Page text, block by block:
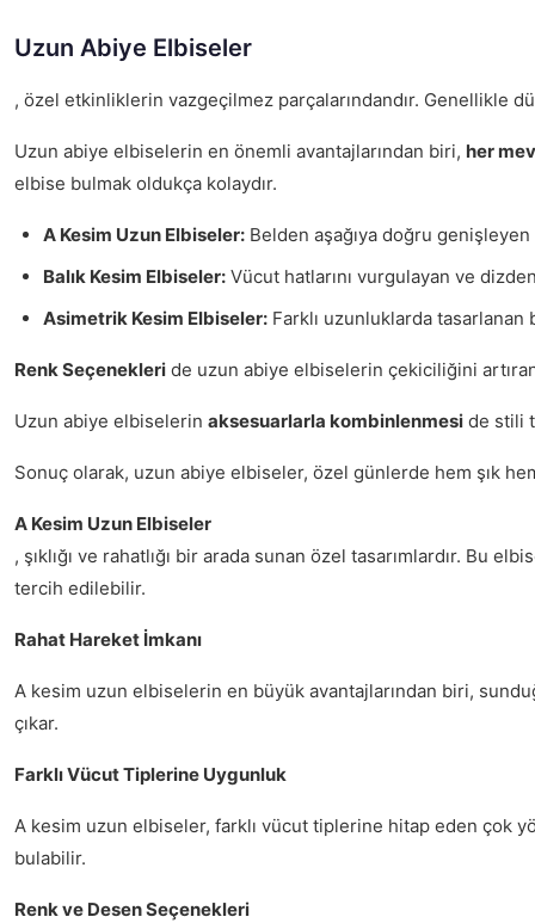
Uzun Abiye Elbiseler
, özel etkinliklerin vazgeçilmez parçalarındandır. Genellikle
Uzun abiye elbiselerin en önemli avantajlarından biri, her
elbise bulmak oldukça kolaydır.
A Kesim Uzun Elbiseler: Belden aşağıya doğru
Balık Kesim Elbiseler: Vücut hatlarını vurgulayan ve
Asimetrik Kesim Elbiseler: Farklı uzunluklarda
Renk Seçenekleri de uzun abiye elbiselerin çekiciliğini
Uzun abiye elbiselerin aksesuarlarla kombinlenmesi de stili
Sonuç olarak, uzun abiye elbiseler, özel günlerde hem şık
A Kesim Uzun Elbiseler
, şıklığı ve rahatlığı bir arada sunan özel tasarımlardır.
tercih edilebilir.
Rahat Hareket İmkanı
A kesim uzun elbiselerin en büyük avantajlarından biri,
çıkar.
Farklı Vücut Tiplerine Uygunluk
A kesim uzun elbiseler, farklı vücut tiplerine hitap eden çok
bulabilir.
Renk ve Desen Seçenekleri